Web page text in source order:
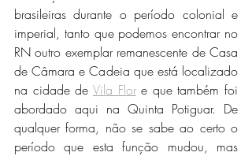
brasileiras durante o período colonial e
imperial, tanto que podemos encontrar no
RN outro exemplar remanescente de Casa
de Câmara e Cadeia que está localizado
na cidade de Vila Flor e que também foi
abordado aqui na Quinta Potiguar. De
qualquer forma, não se sabe ao certo o
período que esta função mudou, mas